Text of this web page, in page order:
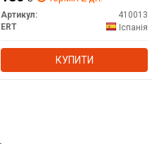
Артикул:
410013
ERT
Іспанія
КУПИТИ